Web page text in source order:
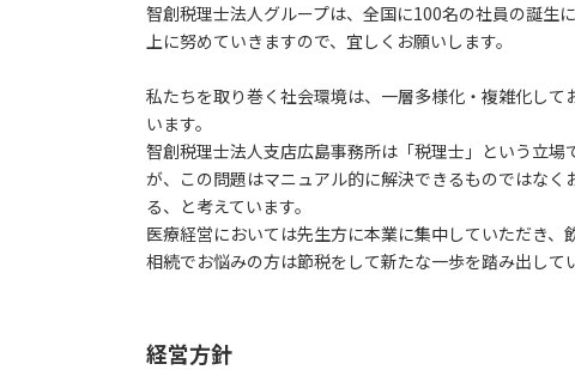
智創税理士法人グループは、全国に100名の社員の誕生
上に努めていきますので、宜しくお願いします。
私たちを取り巻く社会環境は、一層多様化・複雑化し
います。
智創税理士法人支店広島事務所は「税理士」という立
が、この問題はマニュアル的に解決できるものではな
る、と考えています。
医療経営においては先生方に本業に集中していただき、
相続でお悩みの方は節税をして新たな一歩を踏み出して
経営方針